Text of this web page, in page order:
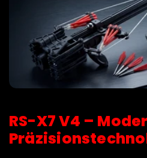
RS-X7 V4 –